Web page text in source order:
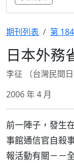
期刊列表 第
日本外務
李征 （台灣民間日
2006 年 4 月
前一陣子，發生
事館通信官自殺
報活動有關－－